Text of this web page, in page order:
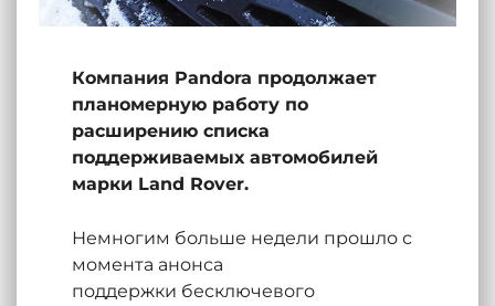
Компания Pandora продолжает
планомерную работу по
расширению списка
поддерживаемых автомобилей
марки Land Rover.
Немногим больше недели прошло с
момента анонса
поддержки бесключевого